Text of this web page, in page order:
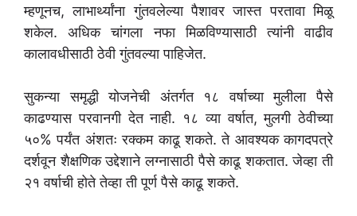
म्हणूनच, लाभार्थ्यांना गुंतवलेल्या पैशावर जास्त परतावा मिळू
शकेल. अधिक चांगला नफा मिळविण्यासाठी त्यांनी वाढीव
कालावधीसाठी ठेवी गुंतवल्या पाहिजेत.
सुकन्या समृद्धी योजनेची अंतर्गत १८ वर्षाच्या मुलीला पैसे
काढण्यास परवानगी देत नाही. १८ व्या वर्षात, मुलगी ठेवीच्या
५०% पर्यंत अंशतः रक्कम काढू शकते. ते आवश्यक कागदपत्रे
दर्शवून शैक्षणिक उद्देशाने लग्नासाठी पैसे काढू शकतात. जेव्हा ती
२१ वर्षाची होते तेव्हा ती पूर्ण पैसे काढू शकते.